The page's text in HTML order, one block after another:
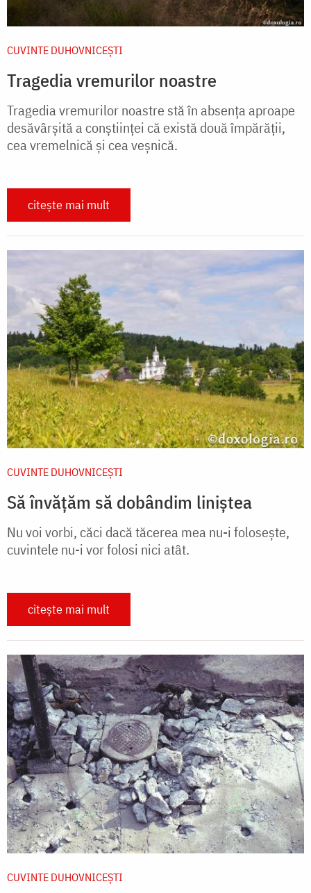
CUVINTE DUHOVNICEȘTI
Tragedia vremurilor noastre
Tragedia vremurilor noastre stă în absenţa aproape
desăvârşită a conştiinţei că există două împărăţii,
cea vremelnică şi cea veşnică.
citește mai mult
CUVINTE DUHOVNICEȘTI
Să învățăm să dobândim liniștea
Nu voi vorbi, căci dacă tăcerea mea nu-i foloseşte,
cuvintele nu-i vor folosi nici atât.
citește mai mult
CUVINTE DUHOVNICEȘTI